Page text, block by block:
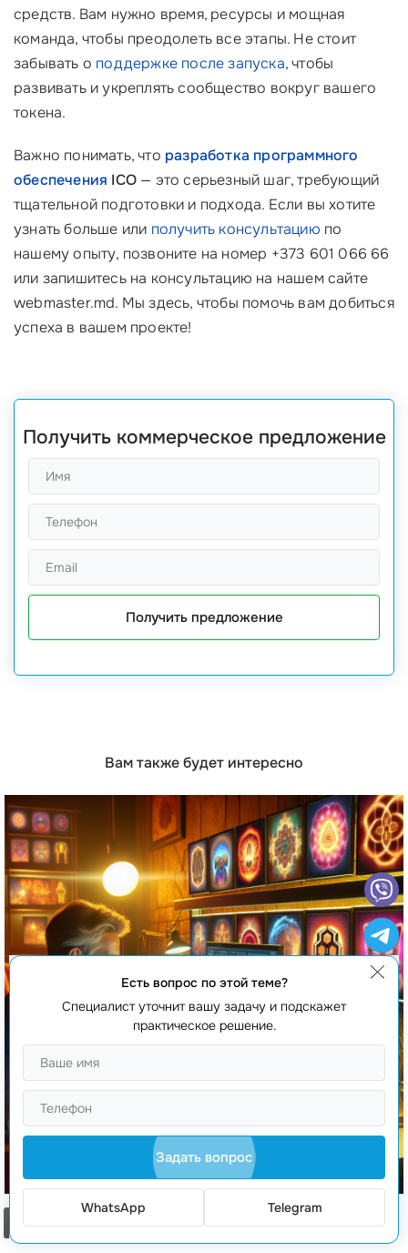
средств. Вам нужно время, ресурсы и мощная
команда, чтобы преодолеть все этапы. Не стоит
забывать о поддержке после запуска, чтобы
развивать и укреплять сообщество вокруг вашего
токена.
Важно понимать, что разработка программного
обеспечения ICO — это серьезный шаг, требующий
тщательной подготовки и подхода. Если вы хотите
узнать больше или получить консультацию по
нашему опыту, позвоните на номер +373 601 066 66
или запишитесь на консультацию на нашем сайте
webmaster.md. Мы здесь, чтобы помочь вам добиться
успеха в вашем проекте!
Получить коммерческое предложение
Получить предложение
Вам также будет интересно
Есть вопрос по этой теме?
Специалист уточнит вашу задачу и подскажет
практическое решение.
Задать вопрос
WhatsApp Telegram
Заказать звонок